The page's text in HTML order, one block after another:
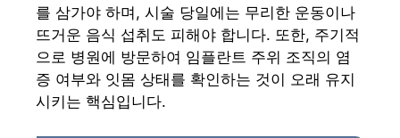
를 삼가야 하며, 시술 당일에는 무리한 운동이나
뜨거운 음식 섭취도 피해야 합니다. 또한, 주기적
으로 병원에 방문하여 임플란트 주위 조직의 염
증 여부와 잇몸 상태를 확인하는 것이 오래 유지
시키는 핵심입니다.